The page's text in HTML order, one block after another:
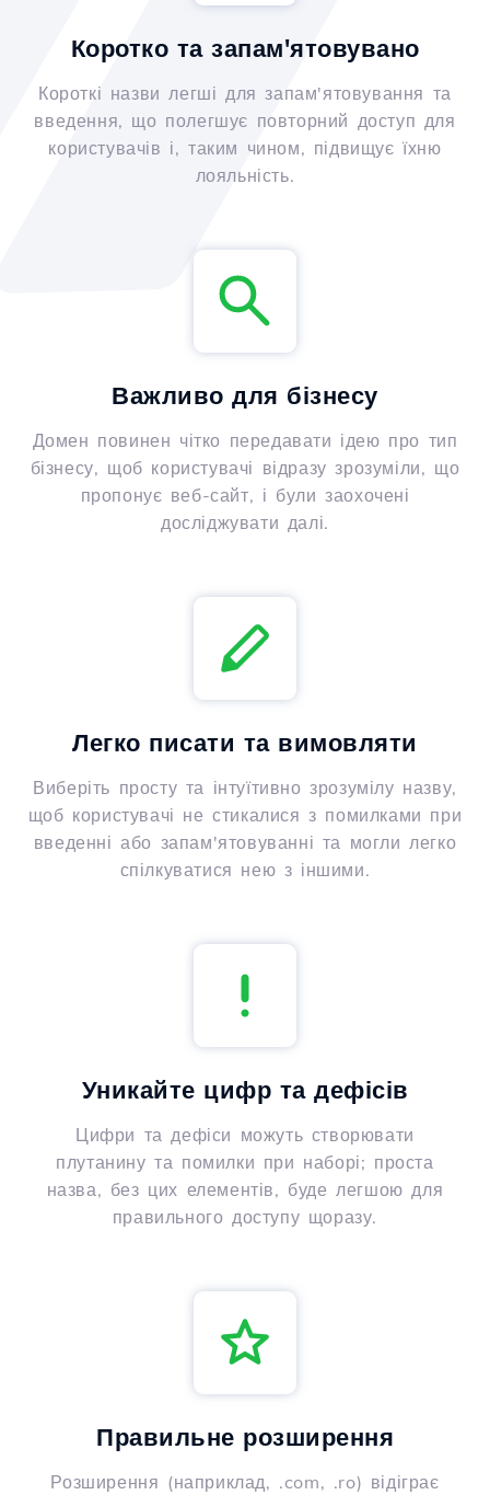
Коротко та запам'ятовувано
Короткі назви легші для запам'ятовування та
введення, що полегшує повторний доступ для
користувачів і, таким чином, підвищує їхню
лояльність.
Важливо для бізнесу
Домен повинен чітко передавати ідею про тип
бізнесу, щоб користувачі відразу зрозуміли, що
пропонує веб-сайт, і були заохочені
досліджувати далі.
Легко писати та вимовляти
Виберіть просту та інтуїтивно зрозумілу назву,
щоб користувачі не стикалися з помилками при
введенні або запам'ятовуванні та могли легко
спілкуватися нею з іншими.
Уникайте цифр та дефісів
Цифри та дефіси можуть створювати
плутанину та помилки при наборі; проста
назва, без цих елементів, буде легшою для
правильного доступу щоразу.
Правильне розширення
Розширення (наприклад, .com, .ro) відіграє